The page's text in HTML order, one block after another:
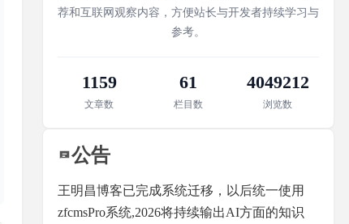
荐和互联网观察内容，方便站长与开发者持续学习与
参考。
1159
文章数
61
栏目数
4049212
浏览数
公告
王明昌博客已完成系统迁移，以后统一使用
zfcmsPro系统,2026将持续输出AI方面的知识